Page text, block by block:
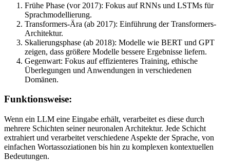
Frühe Phase (vor 2017): Fokus auf RNNs und LSTMs für
Sprachmodellierung.
Transformers-Ära (ab 2017): Einführung der Transformers-
Architektur.
Skalierungsphase (ab 2018): Modelle wie BERT und GPT
zeigen, dass größere Modelle bessere Ergebnisse liefern.
Gegenwart: Fokus auf effizienteres Training, ethische
Überlegungen und Anwendungen in verschiedenen
Domänen.
Funktionsweise:
Wenn ein LLM eine Eingabe erhält, verarbeitet es diese durch
mehrere Schichten seiner neuronalen Architektur. Jede Schicht
extrahiert und verarbeitet verschiedene Aspekte der Sprache, von
einfachen Wortassoziationen bis hin zu komplexen kontextuellen
Bedeutungen.